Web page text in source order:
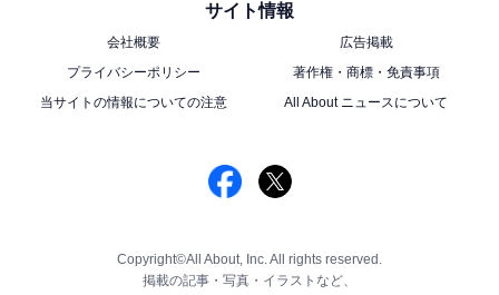
サイト情報
会社概要
広告掲載
プライバシーポリシー
著作権・商標・免責事項
当サイトの情報についての注意
All About ニュースについて
Copyright©All About, Inc. All rights reserved.
掲載の記事・写真・イラストなど、